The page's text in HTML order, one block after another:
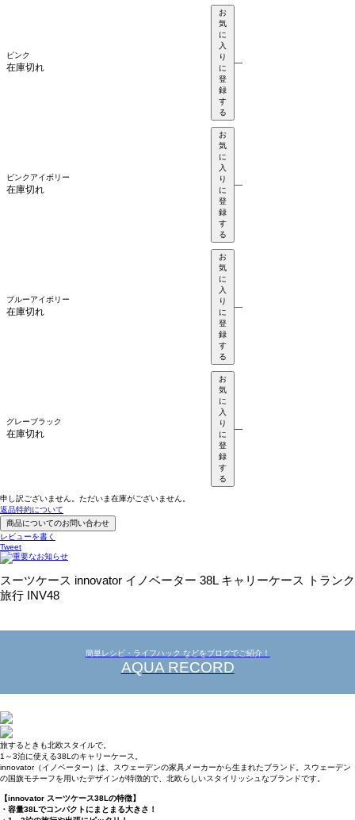
ピンク
在庫切れ
お
気
に
入
り
に
登
録
す
る
—
ピンクアイボリー
在庫切れ
お
気
に
入
り
に
登
録
す
る
—
ブルーアイボリー
在庫切れ
お
気
に
入
り
に
登
録
す
る
—
グレーブラック
在庫切れ
お
気
に
入
り
に
登
録
す
る
—
申し訳ございません。ただいま在庫がございません。
返品特約について
商品についてのお問い合わせ
レビューを書く
Tweet
スーツケース innovator イノベーター 38L キャリーケース トランク
旅行 INV48
簡単レシピ・ライフハック などをブログでご紹介！
AQUA RECORD
旅するときも北欧スタイルで。
1～3泊に使える38Lのキャリーケース。
innovator（イノベーター）は、スウェーデンの家具メーカーから生まれたブランド。スウェーデン
の国旗モチーフを用いたデザインが特徴的で、北欧らしいスタイリッシュなブランドです。
【innovator スーツケース38Lの特徴】
・容量38Lでコンパクトにまとまる大きさ！